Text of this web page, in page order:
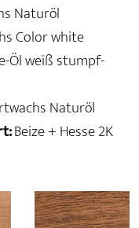
Naturöl
Color white
Öl weiß stumpf-
Naturöl
Beize + Hesse 2K